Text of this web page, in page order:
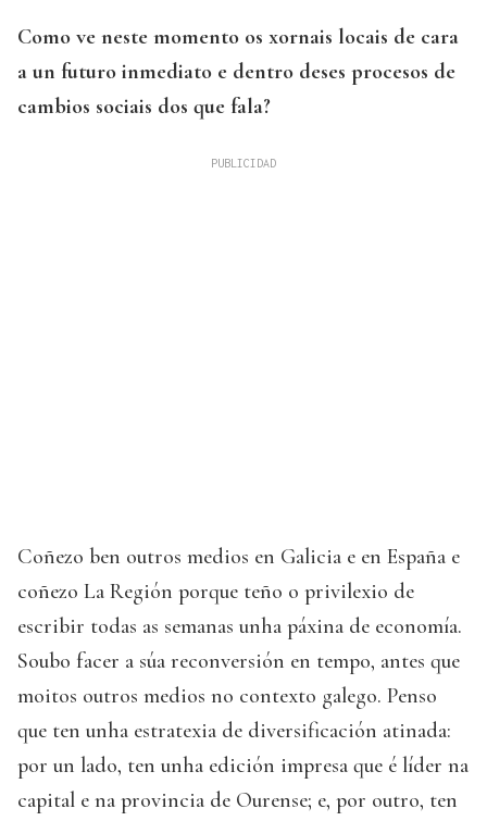
Como ve neste momento os xornais locais de cara
a un futuro inmediato e dentro deses procesos de
cambios sociais dos que fala?
Coñezo ben outros medios en Galicia e en España e
coñezo La Región porque teño o privilexio de
escribir todas as semanas unha páxina de economía.
Soubo facer a súa reconversión en tempo, antes que
moitos outros medios no contexto galego. Penso
que ten unha estratexia de diversificación atinada:
por un lado, ten unha edición impresa que é líder na
capital e na provincia de Ourense; e, por outro, ten